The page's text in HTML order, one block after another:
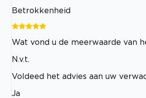
Betrokkenheid
Wat vond u de meerwaarde van
N.v.t.
Voldeed het advies aan uw
Ja